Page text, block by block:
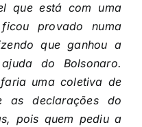
que está com uma
provado numa
que ganhou a
do Bolsonaro.
uma coletiva de
as declarações do
pois quem pediu a